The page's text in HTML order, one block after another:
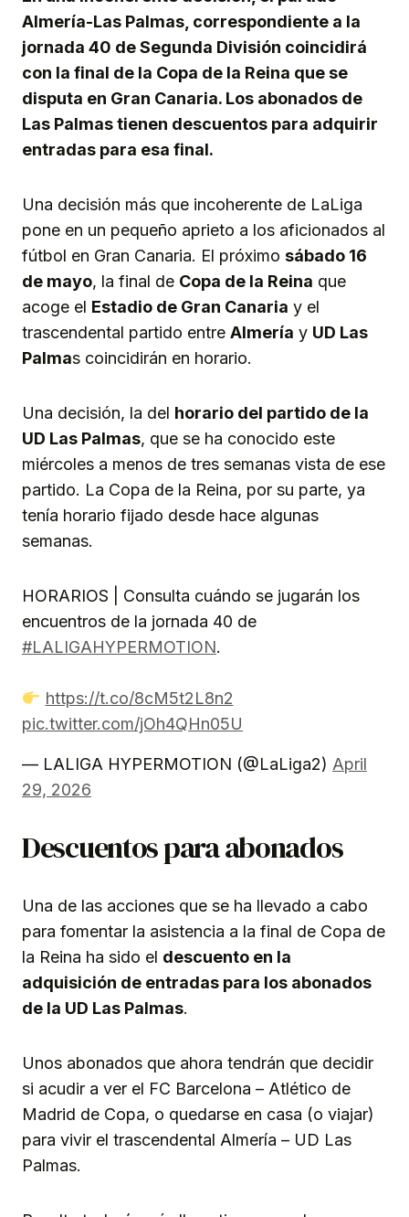
Almería-Las Palmas, correspondiente a la
jornada 40 de Segunda División coincidirá
con la final de la Copa de la Reina que se
disputa en Gran Canaria. Los abonados de
Las Palmas tienen descuentos para adquirir
entradas para esa final.
Una decisión más que incoherente de LaLiga
pone en un pequeño aprieto a los aficionados al
fútbol en Gran Canaria. El próximo sábado 16
de mayo, la final de Copa de la Reina que
acoge el Estadio de Gran Canaria y el
trascendental partido entre Almería y UD Las
Palmas coincidirán en horario.
Una decisión, la del horario del partido de la
UD Las Palmas, que se ha conocido este
miércoles a menos de tres semanas vista de ese
partido. La Copa de la Reina, por su parte, ya
tenía horario fijado desde hace algunas
semanas.
HORARIOS | Consulta cuándo se jugarán los
encuentros de la jornada 40 de
#LALIGAHYPERMOTION.
https://t.co/8cM5t2L8n2
pic.twitter.com/jOh4QHn05U
— LALIGA HYPERMOTION (@LaLiga2) April
29, 2026
Descuentos para abonados
Una de las acciones que se ha llevado a cabo
para fomentar la asistencia a la final de Copa de
la Reina ha sido el descuento en la
adquisición de entradas para los abonados
de la UD Las Palmas.
Unos abonados que ahora tendrán que decidir
si acudir a ver el FC Barcelona – Atlético de
Madrid de Copa, o quedarse en casa (o viajar)
para vivir el trascendental Almería – UD Las
Palmas.